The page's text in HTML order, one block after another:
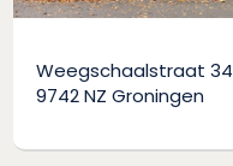
Weegschaalstraat 34
9742 NZ Groningen